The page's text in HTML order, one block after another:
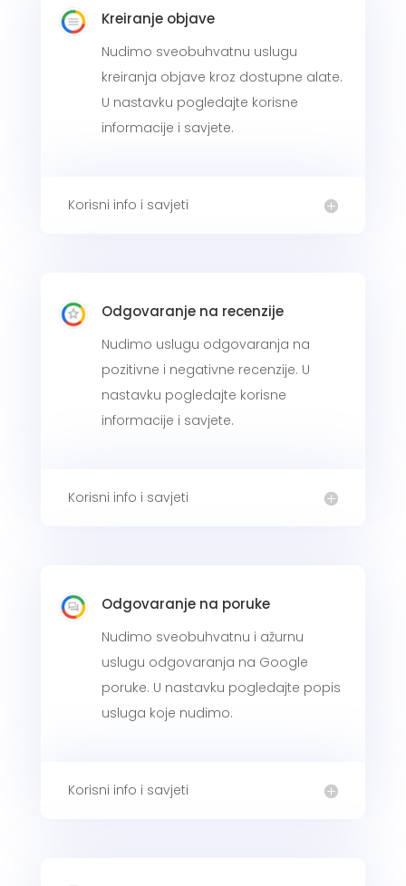
Kreiranje objave
Nudimo sveobuhvatnu uslugu
kreiranja objave kroz dostupne alate.
U nastavku pogledajte korisne
informacije i savjete.
Korisni info i savjeti
Odgovaranje na recenzije
Nudimo uslugu odgovaranja na
pozitivne i negativne recenzije. U
nastavku pogledajte korisne
informacije i savjete.
Korisni info i savjeti
Odgovaranje na poruke
Nudimo sveobuhvatnu i ažurnu
uslugu odgovaranja na Google
poruke. U nastavku pogledajte popis
usluga koje nudimo.
Korisni info i savjeti